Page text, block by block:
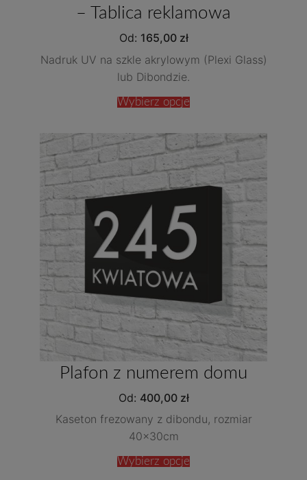
– Tablica reklamowa
Od: 165,00 zł
Nadruk UV na szkle akrylowym (Plexi Glass)
lub Dibondzie.
Wybierz opcje
Plafon z numerem domu
Od: 400,00 zł
Kaseton frezowany z dibondu, rozmiar
40x30cm
Wybierz opcje